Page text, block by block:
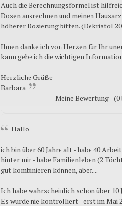
Auch die Berechnungsformel ist
Dosen ausrechnen und meinen
höherer Dosierung bitten. (Dekristol 20
Ihnen danke ich von Herzen für Ihr
kann gebe ich die wichtigen
Herzliche Grüße
Barbara
Meine Bewertung
Hallo
ich bin über 60 Jahre alt - habe 40
hinter mir - habe Familienleben (2
gut kombinieren können, aber....
Ich habe wahrscheinlich schon über 10
Es wurde nie kontrolliert - erst im Mai